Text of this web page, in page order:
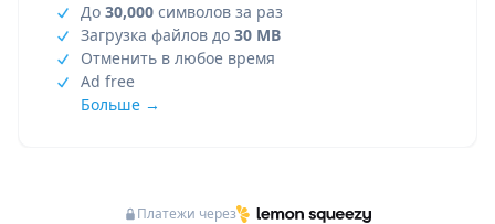
До 30,000 символов за раз
Загрузка файлов до 30 MB
Отменить в любое время
Ad free
Больше →
Платежи через